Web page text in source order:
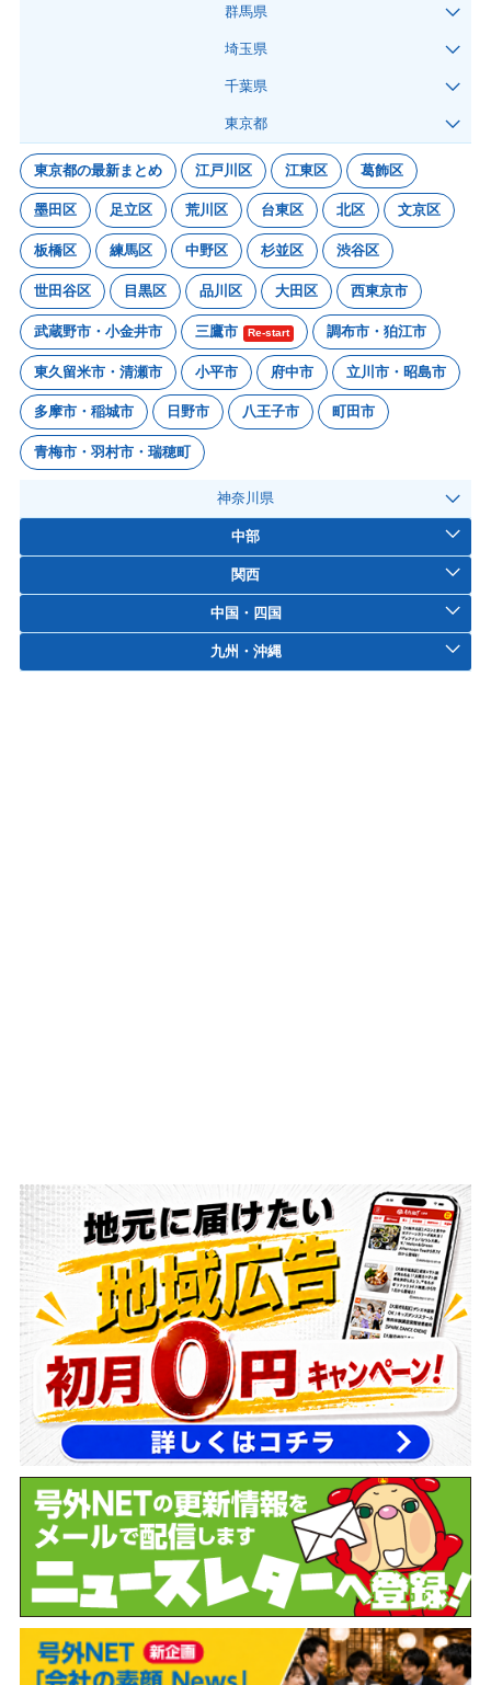
群馬県
埼玉県
千葉県
東京都
東京都の最新まとめ 江戸川区 江東区 葛飾区
墨田区 足立区 荒川区 台東区 北区 文京区
板橋区 練馬区 中野区 杉並区 渋谷区
世田谷区 目黒区 品川区 大田区 西東京市
武蔵野市・小金井市 三鷹市 Re-start 調布市・狛江市
東久留米市・清瀬市 小平市 府中市 立川市・昭島市
多摩市・稲城市 日野市 八王子市 町田市
青梅市・羽村市・瑞穂町
神奈川県
中部
関西
中国・四国
九州・沖縄